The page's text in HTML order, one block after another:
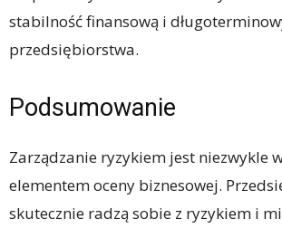
stabilność finansową i
przedsiębiorstwa.
Podsumowanie
Zarządzanie ryzykiem jest niezwykle
elementem oceny biznesowej.
skutecznie radzą sobie z ryzykiem i